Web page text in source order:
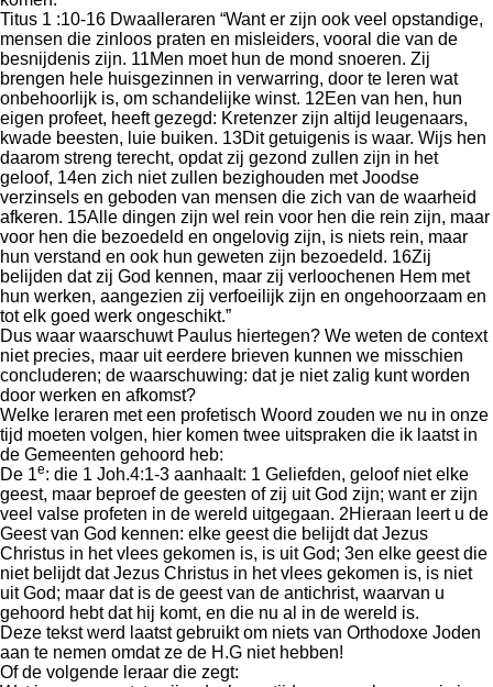
Titus 1 :10-16 Dwaalleraren “Want er zijn ook veel opstandige,
mensen die zinloos praten en misleiders, vooral die van de
besnijdenis zijn. 11Men moet hun de mond snoeren. Zij
brengen hele huisgezinnen in verwarring, door te leren wat
onbehoorlijk is, om schandelijke winst. 12Een van hen, hun
eigen profeet, heeft gezegd: Kretenzer zijn altijd leugenaars,
kwade beesten, luie buiken. 13Dit getuigenis is waar. Wijs hen
daarom streng terecht, opdat zij gezond zullen zijn in het
geloof, 14en zich niet zullen bezighouden met Joodse
verzinsels en geboden van mensen die zich van de waarheid
afkeren. 15Alle dingen zijn wel rein voor hen die rein zijn, maar
voor hen die bezoedeld en ongelovig zijn, is niets rein, maar
hun verstand en ook hun geweten zijn bezoedeld. 16Zij
belijden dat zij God kennen, maar zij verloochenen Hem met
hun werken, aangezien zij verfoeilijk zijn en ongehoorzaam en
tot elk goed werk ongeschikt.”
Dus waar waarschuwt Paulus hiertegen? We weten de context
niet precies, maar uit eerdere brieven kunnen we misschien
concluderen; de waarschuwing: dat je niet zalig kunt worden
door werken en afkomst?
Welke leraren met een profetisch Woord zouden we nu in onze
tijd moeten volgen, hier komen twee uitspraken die ik laatst in
de Gemeenten gehoord heb:
De 1e: die 1 Joh.4:1-3 aanhaalt: 1 Geliefden, geloof niet elke
geest, maar beproef de geesten of zij uit God zijn; want er zijn
veel valse profeten in de wereld uitgegaan. 2Hieraan leert u de
Geest van God kennen: elke geest die belijdt dat Jezus
Christus in het vlees gekomen is, is uit God; 3en elke geest die
niet belijdt dat Jezus Christus in het vlees gekomen is, is niet
uit God; maar dat is de geest van de antichrist, waarvan u
gehoord hebt dat hij komt, en die nu al in de wereld is.
Deze tekst werd laatst gebruikt om niets van Orthodoxe Joden
aan te nemen omdat ze de H.G niet hebben!
Of de volgende leraar die zegt: